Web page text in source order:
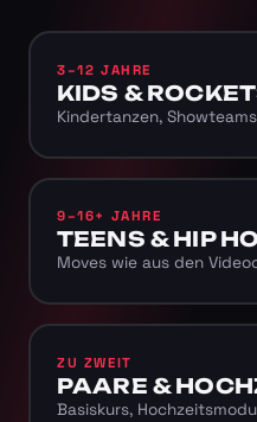
3–12 JAHRE
KIDS &
Kindertanzen,
9–16+ JAHRE
TEENS & HIP
Moves wie aus den
ZU ZWEIT
PAARE &
Basiskurs,